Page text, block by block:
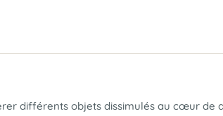
différents objets dissimulés au cœur de